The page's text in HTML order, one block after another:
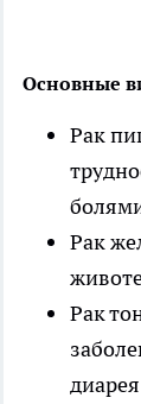
Основные
Рак
Рак
Рак